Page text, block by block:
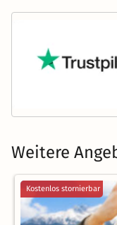
Weitere
Kostenlos stornierbar